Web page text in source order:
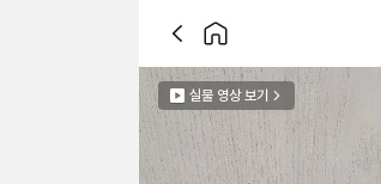
실물 영상 보기